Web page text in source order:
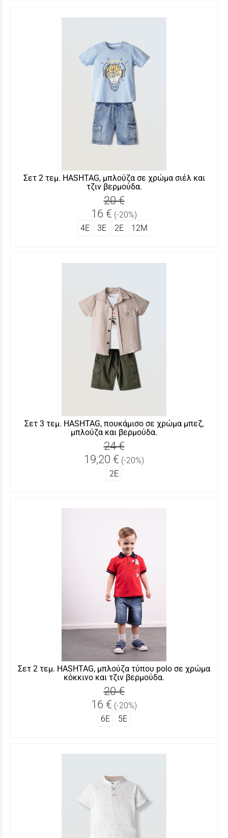
Σετ 2 τεμ. HASHTAG, μπλούζα σε χρώμα σιέλ και
τζιν βερμούδα.
20 €
16 € (-20%)
4Ε
3Ε 2Ε 12Μ
Σετ 3 τεμ. HASHTAG, πουκάμισο σε χρώμα μπεζ,
μπλούζα και βερμούδα.
24 €
19,20 € (-20%)
2Ε
Σετ 2 τεμ. HASHTAG, μπλούζα τύπου polo σε χρώμα
κόκκινο και τζιν βερμούδα.
20 €
16 € (-20%)
6Ε
5Ε